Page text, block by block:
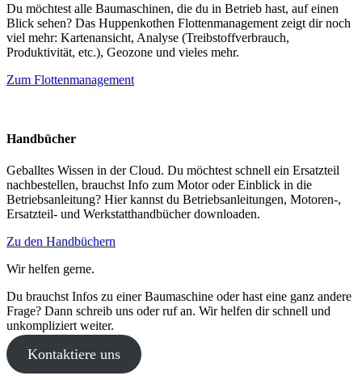
Du möchtest alle Baumaschinen, die du in Betrieb hast, auf einen
Blick sehen? Das Huppenkothen Flottenmanagement zeigt dir noch
viel mehr: Kartenansicht, Analyse (Treibstoffverbrauch,
Produktivität, etc.), Geozone und vieles mehr.
Zum Flottenmanagement
Handbücher
Geballtes Wissen in der Cloud. Du möchtest schnell ein Ersatzteil
nachbestellen, brauchst Info zum Motor oder Einblick in die
Betriebsanleitung? Hier kannst du Betriebsanleitungen, Motoren-,
Ersatzteil- und Werkstatthandbücher downloaden.
Zu den Handbüchern
Wir helfen gerne.
Du brauchst Infos zu einer Baumaschine oder hast eine ganz andere
Frage? Dann schreib uns oder ruf an. Wir helfen dir schnell und
unkompliziert weiter.
Kontaktiere uns